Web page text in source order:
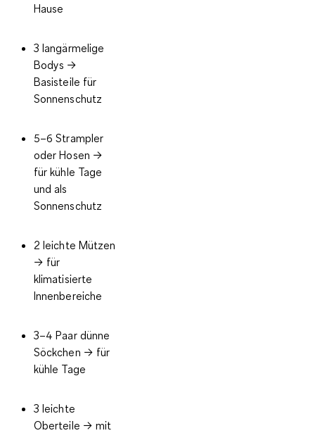
Hause
3 langärmelige
Bodys →
Basisteile für
Sonnenschutz
5–6 Strampler
oder Hosen →
für kühle Tage
und als
Sonnenschutz
2 leichte Mützen
→ für
klimatisierte
Innenbereiche
3–4 Paar dünne
Söckchen → für
kühle Tage
3 leichte
Oberteile → mit